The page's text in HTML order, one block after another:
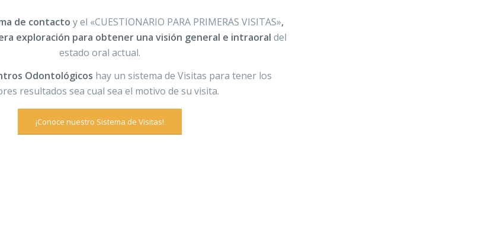
de contacto y el «CUESTIONARIO PARA PRIMERAS VISITAS»,
exploración para obtener una visión general e intraoral del
estado oral actual.
Odontológicos hay un sistema de Visitas para tener los
resultados sea cual sea el motivo de su visita.
¡Conoce nuestro Sistema de Visitas!